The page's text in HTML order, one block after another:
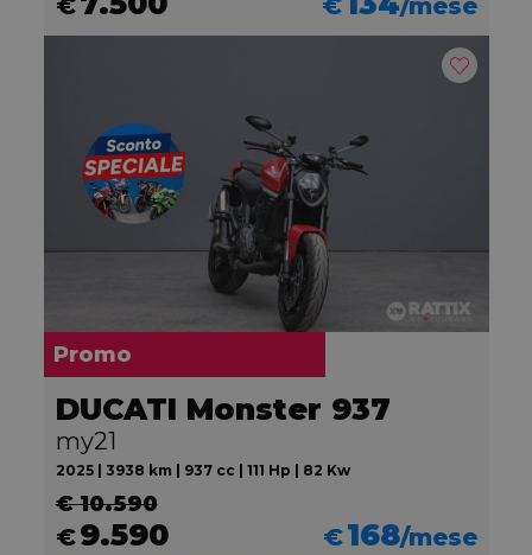
€ € /mese
Promo
DUCATI Monster 937
my21
2025 | 3938 km | 937 cc | 111 Hp | 82 Kw
€ 10.590
€9.590 €168/mese